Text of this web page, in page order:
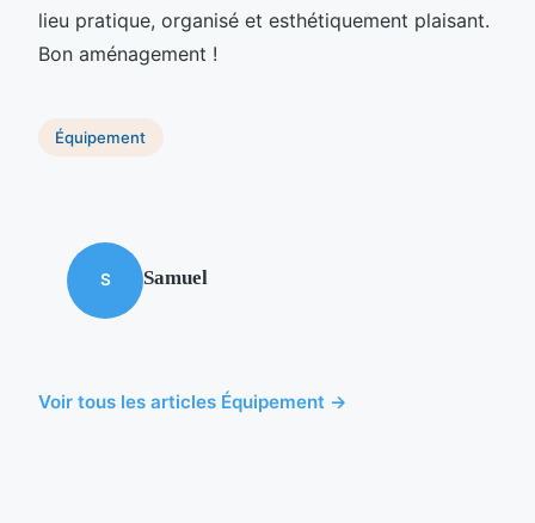
lieu pratique, organisé et esthétiquement plaisant.
Bon aménagement !
Équipement
S Samuel
Voir tous les articles Équipement →